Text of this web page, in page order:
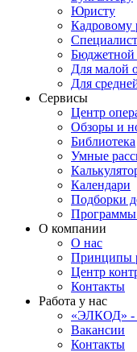
Юристу
Кадровому
Бюджетной
Для малой
Для
Сервисы
Центр
Обзоры и
Библиотека
Умные
Календари
Подборки
Программы
О компании
О нас
Принципы
Центр
Контакты
Работа у нас
«ЭЛКОД» -
Вакансии
Контакты